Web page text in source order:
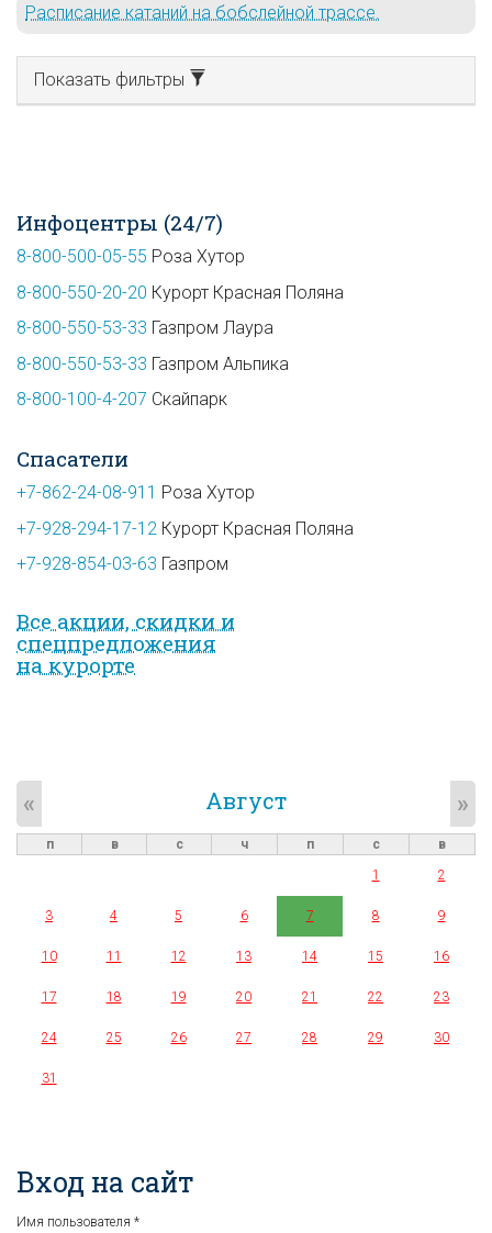
Расписание катаний на бобслейной трассе.
Показать фильтры
Инфоцентры (24/7)
8-800-500-05-55 Роза Хутор
8-800-550-20-20 Курорт Красная Поляна
8-800-550-53-33 Газпром Лаура
8-800-550-53-33 Газпром Альпика
8-800-100-4-207 Скайпарк
Спасатели
+7-862-24-08-911 Роза Хутор
+7-928-294-17-12 Курорт Красная Поляна
+7-928-854-03-63 Газпром
Все акции, скидки и
спец­предложе­ния
на курорте
Август
« »
п в с ч п с
в
1
2
3 4 5 6 7 8 9
10 11 12 13 14 15 16
17 18 19 20 21 22 23
24 25 26 27 28 29 30
31
Вход на сайт
Имя пользователя *